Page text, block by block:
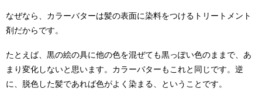
なぜなら、カラーバターは髪の表面に染料をつけるトリートメント
剤だからです。
たとえば、黒の絵の具に他の色を混ぜても黒っぽい色のままで、あ
まり変化しないと思います。カラーバターもこれと同じです。逆
に、脱色した髪であれば色がよく染まる、ということです。